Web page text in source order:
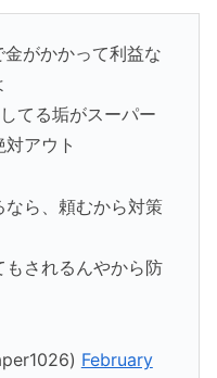
がかかって利益な
てる垢がスーパー
アウト
なら、頼むから対策
されるんやから防
February